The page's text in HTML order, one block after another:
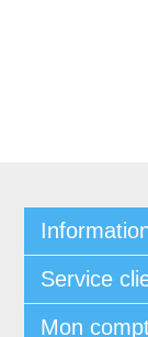
Service
Mon